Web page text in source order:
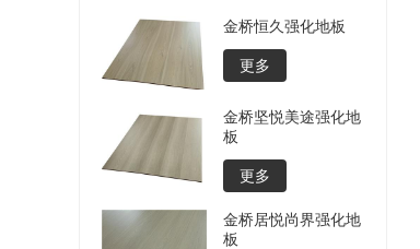
金桥恒久强化地板
更多
金桥坚悦美途强化地
板
更多
金桥居悦尚界强化地
板